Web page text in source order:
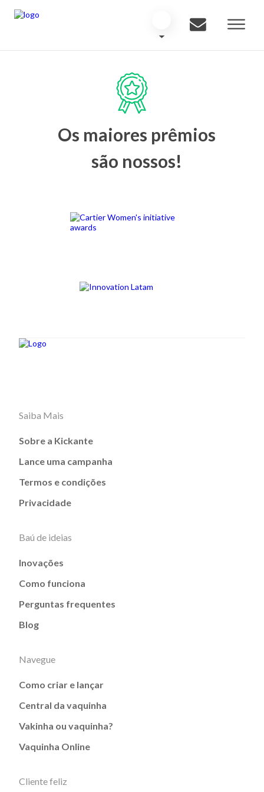
Os maiores prêmios
são nossos!
Saiba Mais
Sobre a Kickante
Lance uma campanha
Termos e condições
Privacidade
Baú de ideias
Inovações
Como funciona
Perguntas frequentes
Blog
Navegue
Como criar e lançar
Central da vaquinha
Vakinha ou vaquinha?
Vaquinha Online
Cliente feliz